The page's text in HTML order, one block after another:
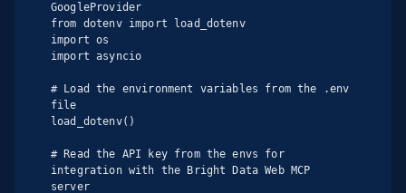
GoogleProvider
from dotenv import load_dotenv
import os
import asyncio
# Load the environment variables from the .env
file
load_dotenv()
# Read the API key from the envs for
integration with the Bright Data Web MCP
server